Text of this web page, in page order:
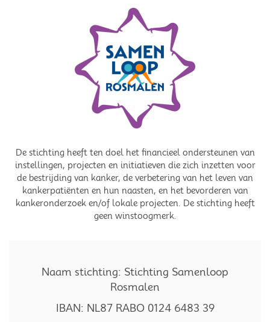
De stichting heeft ten doel het financieel ondersteunen van
instellingen, projecten en initiatieven die zich inzetten voor
de bestrijding van kanker, de verbetering van het leven van
kankerpatiënten en hun naasten, en het bevorderen van
kankeronderzoek en/of lokale projecten. De stichting heeft
geen winstoogmerk.
Naam stichting: Stichting Samenloop
Rosmalen
IBAN: NL87 RABO 0124 6483 39